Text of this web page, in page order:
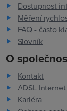
Dostupnost
Měření
FAQ - často
Slovník
O
Kontakt
ADSL Internet
Kariéra